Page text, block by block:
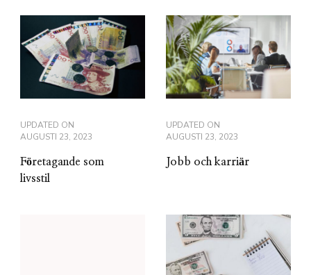
UPDATED ON
AUGUSTI 23, 2023
Företagande som
livsstil
UPDATED ON
AUGUSTI 23, 2023
Jobb och karriär